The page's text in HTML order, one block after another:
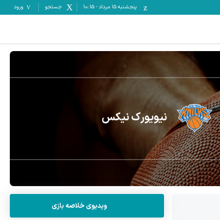
پنجشنبه ۱۵ مرداد -
10:15 جستجو ورود
نیویورک نیکس
ویدیوی خلاصه بازی